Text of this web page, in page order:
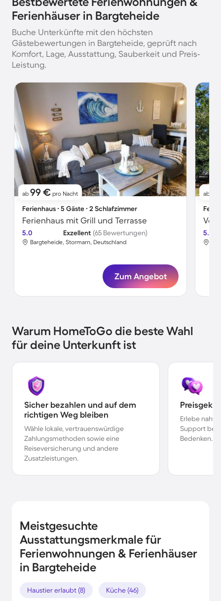
Ferienhäuser in Bargteheide
Buche Unterkünfte mit den höchsten
Gästebewertungen in Bargteheide, geprüft nach
Komfort, Lage, Ausstattung, Sauberkeit und Preis-
Leistung.
ab 99 € pro Nacht
Ferienhaus ∙ 5 Gäste ∙ 2 Schlafzimmer
Ferienhaus mit Grill und Terrasse
5.0 Exzellent (65 Bewertungen)
Bargteheide, Stormarn, Deutschland
Zum Angebot
ab
Voll
5.0
Warum HomeToGo die beste Wahl
für deine Unterkunft ist
Sicher bezahlen und auf dem
richtigen Weg bleiben
Wähle lokale, vertrauenswürdige
Zahlungsmethoden sowie eine
Reiseversicherung und andere
Zusatzleistungen.
Erlebe
Support bei
Bedenken.
Meistgesuchte
Ausstattungsmerkmale für
Ferienwohnungen & Ferienhäuser
in Bargteheide
Haustier erlaubt (8) Küche (46)